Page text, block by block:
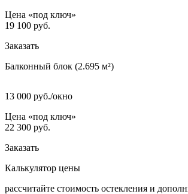
Цена «под ключ»
19 100 руб.
Заказать
Балконный блок (2.695 м²)
13 000 руб./окно
Цена «под ключ»
22 300 руб.
Заказать
Калькулятор цены
рассчитайте стоимость остекления и